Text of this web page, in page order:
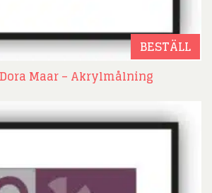
BESTÄLL
Maar – Akrylmålning